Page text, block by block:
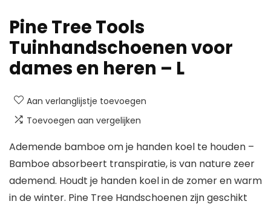
Pine Tree Tools
Tuinhandschoenen voor
dames en heren – L
Aan verlanglijstje toevoegen
Toevoegen aan vergelijken
Ademende bamboe om je handen koel te houden –
Bamboe absorbeert transpiratie, is van nature zeer
ademend. Houdt je handen koel in de zomer en warm
in de winter. Pine Tree Handschoenen zijn geschikt